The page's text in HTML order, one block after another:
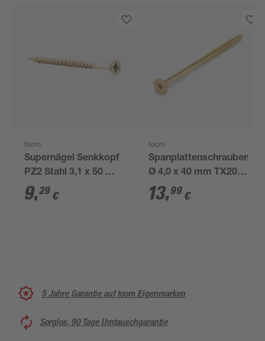
toom
Supernägel Senkkopf
PZ2 Stahl 3,1 x 50 mm
125 Stück
9,29 €
toom
Spanplattenschrauben
Ø 4,0 x 40 mm TX20
200 Stück
13,99 €
5 Jahre Garantie auf toom Eigenmarken
Sorglos, 90 Tage Umtauschgarantie